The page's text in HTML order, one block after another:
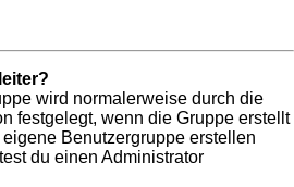
wird normalerweise durch die
festgelegt, wenn die Gruppe erstellt
Benutzergruppe erstellen
du einen Administrator